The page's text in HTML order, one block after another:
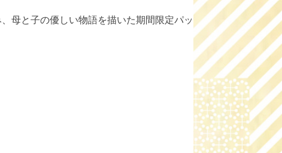
母と子の優しい物語を描いた期間限定パッ